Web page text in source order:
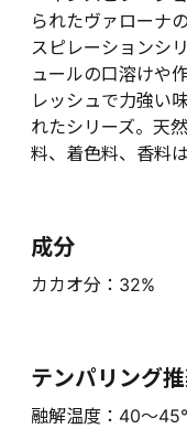
られたヴァローナ
スピレーションシ
ュールの口溶けや
レッシュで力強い
れたシリーズ。天
料、着色料、香料
成分
カカオ分：32%
テンパリング
融解温度：40～